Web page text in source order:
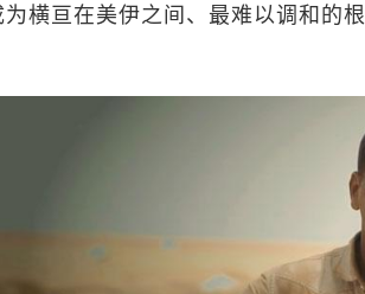
横亘在美伊之间、最难以调和的